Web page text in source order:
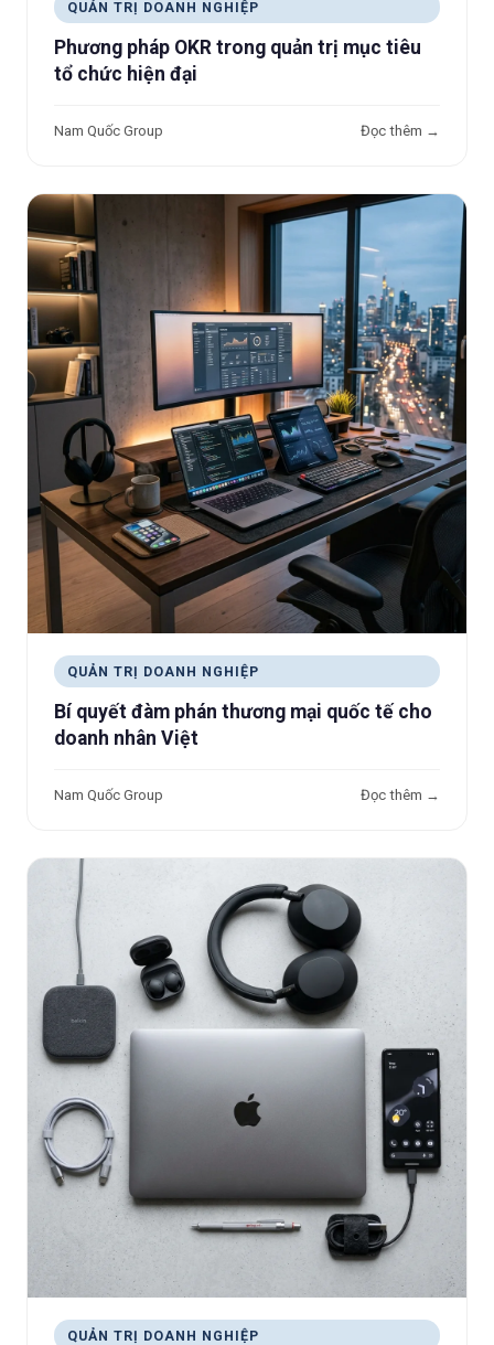
QUẢN TRỊ DOANH NGHIỆP
Phương pháp OKR trong quản trị mục tiêu
tổ chức hiện đại
Nam Quốc Group Đọc thêm →
QUẢN TRỊ DOANH NGHIỆP
Bí quyết đàm phán thương mại quốc tế cho
doanh nhân Việt
Nam Quốc Group Đọc thêm →
QUẢN TRỊ DOANH NGHIỆP